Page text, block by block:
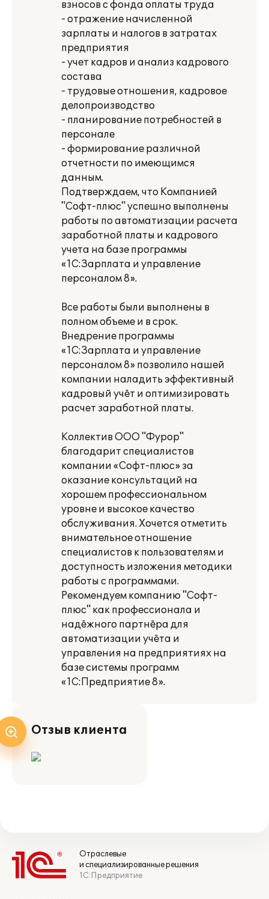
взносов с фонда оплаты труда
- отражение начисленной
зарплаты и налогов в затратах
предприятия
- учет кадров и анализ кадрового
состава
- трудовые отношения, кадровое
делопроизводство
- планирование потребностей в
персонале
- формирование различной
отчетности по имеющимся
данным.
Подтверждаем, что Компанией
"Софт-плюс" успешно выполнены
работы по автоматизации расчета
заработной платы и кадрового
учета на базе программы
«1С:Зарплата и управление
персоналом 8».
Все работы были выполнены в
полном объеме и в срок.
Внедрение программы
«1С:Зарплата и управление
персоналом 8» позволило нашей
компании наладить эффективный
кадровый учёт и оптимизировать
расчет заработной платы.
Коллектив ООО "Фурор"
благодарит специалистов
компании «Софт-плюс» за
оказание консультаций на
хорошем профессиональном
уровне и высокое качество
обслуживания. Хочется отметить
внимательное отношение
специалистов к пользователям и
доступность изложения методики
работы с программами.
Рекомендуем компанию "Софт-
плюс" как профессионала и
надёжного партнёра для
автоматизации учёта и
управления на предприятиях на
базе системы программ
«1С:Предприятие 8».
Отзыв клиента
Отраслевые
и специализированные решения
1С:Предприятие